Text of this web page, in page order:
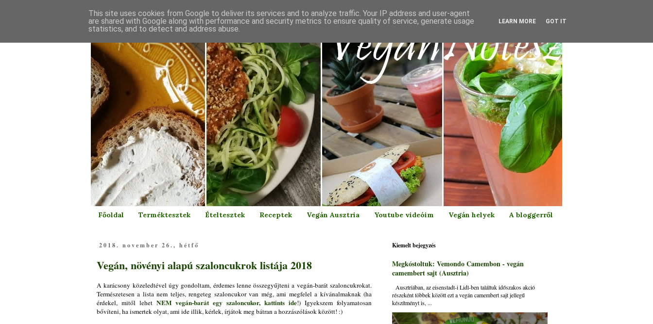
Főoldal Terméktesztek Ételtesztek Receptek Vegán Ausztria Youtube videóim Vegán helyek A bloggerről
2018. november 26., hétfő
Vegán, növényi alapú szaloncukrok listája 2018
A karácsony közeledtével úgy gondoltam, érdemes lenne összegyűjteni a vegán-barát szaloncukrokat.
Természetesen a lista nem teljes, rengeteg szaloncukor van még, ami megfelel a kívánalmaknak (ha
érdekel, mitől lehet NEM vegán-barát egy szaloncukor, kattints ide!) Igyekszem folyamatosan
bővíteni, ha ismertek olyat, ami ide illik, kérlek, írjátok meg bátran a hozzászólások között! :)
Kiemelt bejegyzés
Megkóstoltuk: Vemondo Camembon - vegán
camembert sajt (Ausztria)
Ausztriában, az eisenstadt-i Lidl-ben találtuk időszakos akció
részeként többek között ezt a vegán camembert sajt jellegű
készítményt is, ...
This site uses cookies from Google to deliver its services and to analyze traffic. Your IP address and user-agent
are shared with Google along with performance and security metrics to ensure quality of service, generate usage
statistics, and to detect and address abuse.
LEARN MORE GOT IT